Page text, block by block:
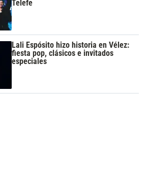
Telefe
Lali Espósito hizo historia en Vélez:
fiesta pop, clásicos e invitados
especiales